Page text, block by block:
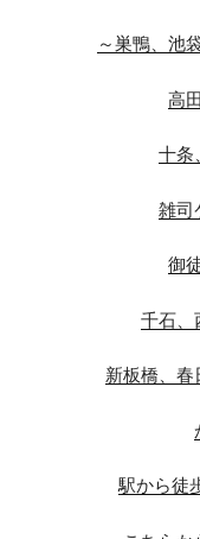
～巣鴨、池
高
十条
雑司
御
千石、
新板橋、春
駅から徒